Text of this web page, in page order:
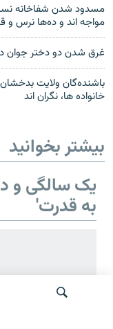
مسدود شدن شفاخانه
مواجه اند و ده‌ها نرس و
غرق شدن دو دختر جوان
باشنده‌گان ولایت بدخشان
خانواده ها، نگران اند
بیشتر بخوانید
یک سالگی و
به قدرت'